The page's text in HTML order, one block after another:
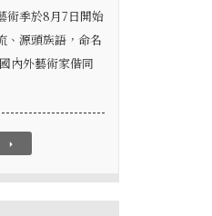
術季於8月7日開始
、源頭族語，命名
內外藝術家偕同
arrow_right